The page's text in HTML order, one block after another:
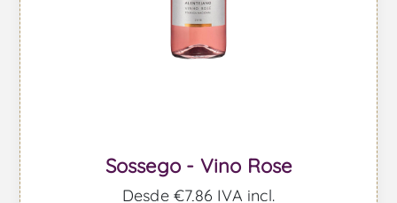
Sossego - Vino Rose
Desde €7,86 IVA incl.